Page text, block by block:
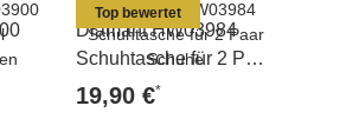
Top bewertet
Diamant HW03984
Schuhtasche für 2 Paar
Schuhe
19,90 €*